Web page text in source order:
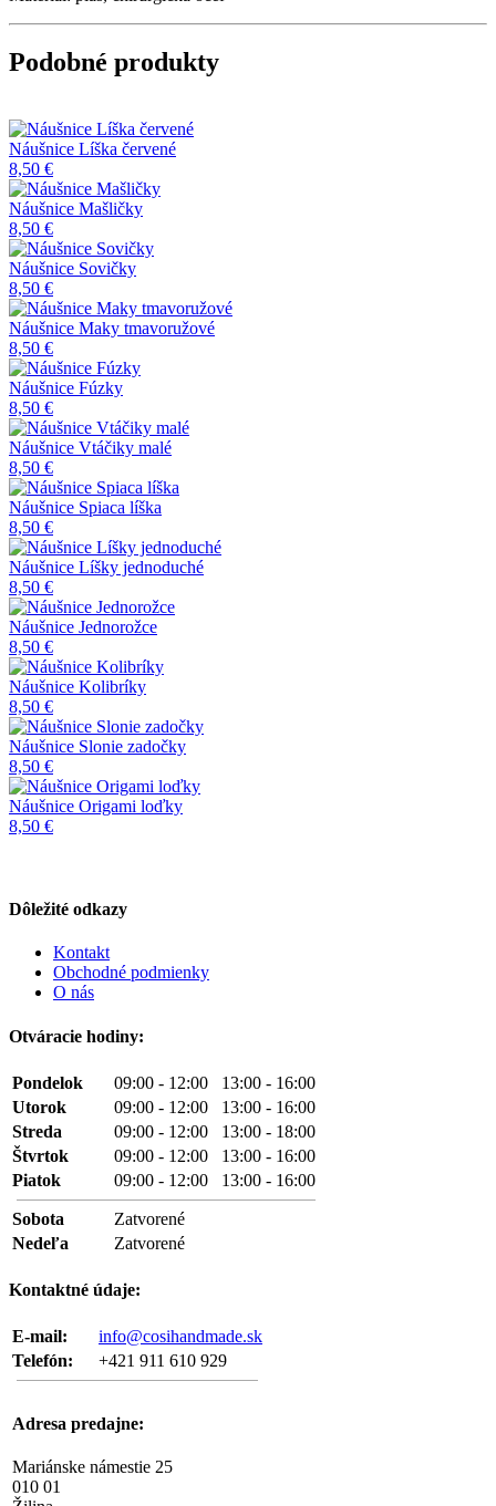
Podobné produkty
Náušnice Líška červené
8,50 €
Náušnice Mašličky
8,50 €
Náušnice Sovičky
8,50 €
Náušnice Maky tmavoružové
8,50 €
Náušnice Fúzky
8,50 €
Náušnice Vtáčiky malé
8,50 €
Náušnice Spiaca líška
8,50 €
Náušnice Líšky jednoduché
8,50 €
Náušnice Jednorožce
8,50 €
Náušnice Kolibríky
8,50 €
Náušnice Slonie zadočky
8,50 €
Náušnice Origami loďky
8,50 €
Dôležité odkazy
Kontakt
Obchodné podmienky
O nás
Otváracie hodiny:
Pondelok
09:00 - 12:00 13:00 - 16:00
Utorok
09:00 - 12:00 13:00 - 16:00
Streda
09:00 - 12:00 13:00 - 18:00
Štvrtok
09:00 - 12:00 13:00 - 16:00
Piatok
09:00 - 12:00 13:00 - 16:00
Sobota
Zatvorené
Nedeľa
Zatvorené
Kontaktné údaje:
E-mail:
info@cosihandmade.sk
Telefón:
+421 911 610 929
Adresa predajne:
Mariánske námestie 25
010 01